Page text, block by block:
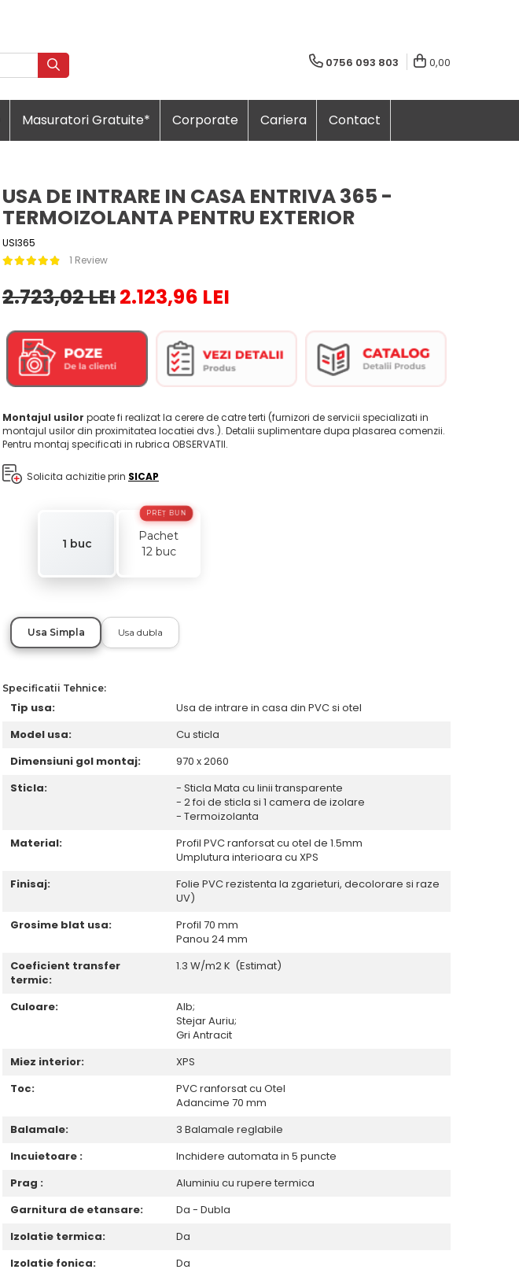
0756 093 803 0,00
Masuratori Gratuite* Corporate Cariera Contact
USA DE INTRARE IN CASA ENTRIVA 365 -
TERMOIZOLANTA PENTRU EXTERIOR
USI365
1 Review
2.723,02 LEI2.123,96 LEI
Montajul usilor poate fi realizat la cerere de catre terti (furnizori de servicii specializati in
montajul usilor din proximitatea locatiei dvs.). Detalii suplimentare dupa plasarea comenzii.
Pentru montaj specificati in rubrica OBSERVATII.
Solicita achizitie prin SICAP
1 buc
Pachet
12 buc
PREȚ BUN
Usa Simpla Usa dubla
Specificatii Tehnice:
Tip usa:
Usa de intrare in casa din PVC si otel
Model usa:
Cu sticla
Dimensiuni gol montaj:
970 x 2060
Sticla:
- Sticla Mata cu linii transparente
- 2 foi de sticla si 1 camera de izolare
- Termoizolanta
Material:
Profil PVC ranforsat cu otel de 1.5mm
Umplutura interioara cu XPS
Finisaj:
Folie PVC rezistenta la zgarieturi, decolorare si raze
UV)
Grosime blat usa:
Profil 70 mm
Panou 24 mm
Coeficient transfer
termic:
1.3 W/m2 K (Estimat)
Culoare:
Alb;
Stejar Auriu;
Gri Antracit
Miez interior:
XPS
Toc:
PVC ranforsat cu Otel
Adancime 70 mm
Balamale:
3 Balamale reglabile
Incuietoare :
Inchidere automata in 5 puncte
Prag :
Aluminiu cu rupere termica
Garnitura de etansare:
Da - Dubla
Izolatie termica:
Da
Izolatie fonica:
Da